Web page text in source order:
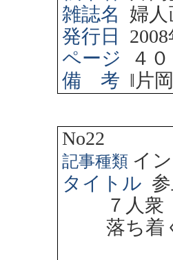
雑誌名
婦人
発行日
2008
ページ
４
備 考 ‖ 片
No22
記事種類 イ
タイトル
７人
落ち着